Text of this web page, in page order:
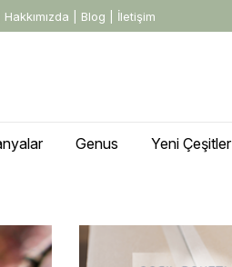
Hakkımızda Blog İletişim
Genus Yeni Çeşitler